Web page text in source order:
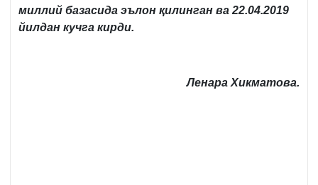
миллий базасида эълон қилинган ва 22.04.2019
йилдан кучга кирди.
Ленара Хикматова.